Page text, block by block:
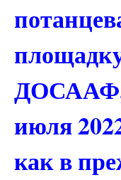
ДОСААФ,
июля
как в